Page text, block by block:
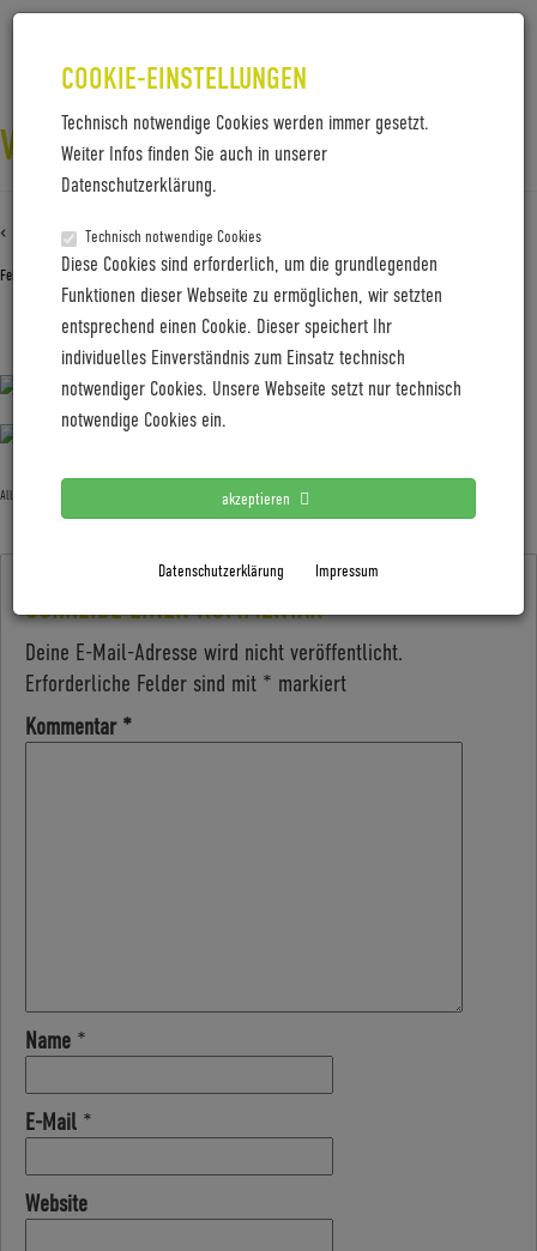
COOKIE-EINSTELLUNGEN
Technisch notwendige Cookies werden immer gesetzt.
Weiter Infos finden Sie auch in unserer
Datenschutzerklärung.
Technisch notwendige Cookies
Diese Cookies sind erforderlich, um die grundlegenden
Funktionen dieser Webseite zu ermöglichen, wir setzten
entsprechend einen Cookie. Dieser speichert Ihr
individuelles Einverständnis zum Einsatz technisch
notwendiger Cookies. Unsere Webseite setzt nur technisch
notwendige Cookies ein.
akzeptieren
Datenschutzerklärung Impressum
VELLO-SUB-TITAN-7-CLOSED_DAD
‹ Zurück zuVELLO-SUB-Titan-7-closed_Dad
Februar 25, 2025 Gabi Jung— No Comments
VELLO-SUB-Titan-7-closed_Dad
Allgemein
SCHREIBE EINEN KOMMENTAR
Deine E-Mail-Adresse wird nicht veröffentlicht.
Erforderliche Felder sind mit * markiert
Kommentar *
Name *
E-Mail *
Website